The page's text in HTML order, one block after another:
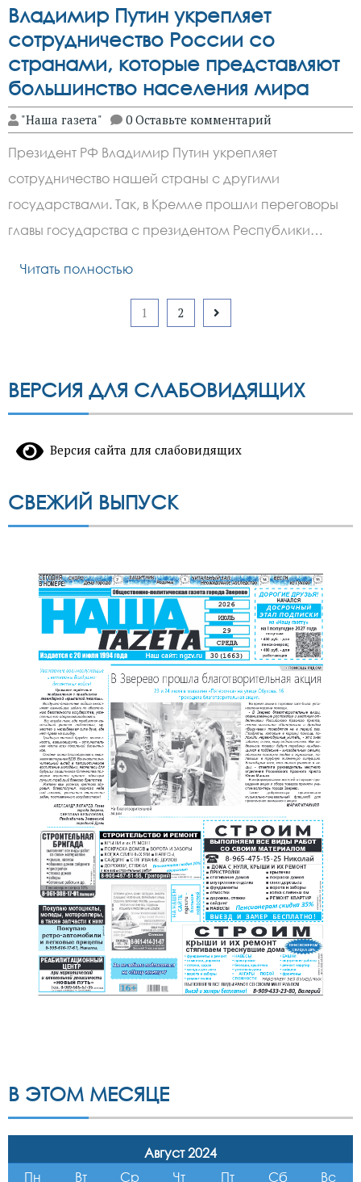
Владимир Путин укрепляет
сотрудничество России со
странами, которые представляют
большинство населения мира
"Наша газета" 0 Оставьте комментарий
Президент РФ Владимир Путин укрепляет
сотрудничество нашей страны с другими
государствами. Так, в Кремле прошли переговоры
главы государства с президентом Республики…
Читать полностью
1 2
ВЕРСИЯ ДЛЯ СЛАБОВИДЯЩИХ
Версия сайта для слабовидящих
СВЕЖИЙ ВЫПУСК
В ЭТОМ МЕСЯЦЕ
Август 2024
Пн
Вт Ср Чт Пт Сб Вс